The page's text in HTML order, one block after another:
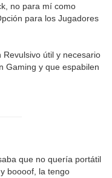
no para mí como
para los Jugadores
útil y necesario
Gaming y que espabilen
que no quería portátil
boooof, la tengo